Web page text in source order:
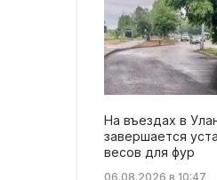
На въездах в
завершается
весов для фур
06.08.2026 в 10:47